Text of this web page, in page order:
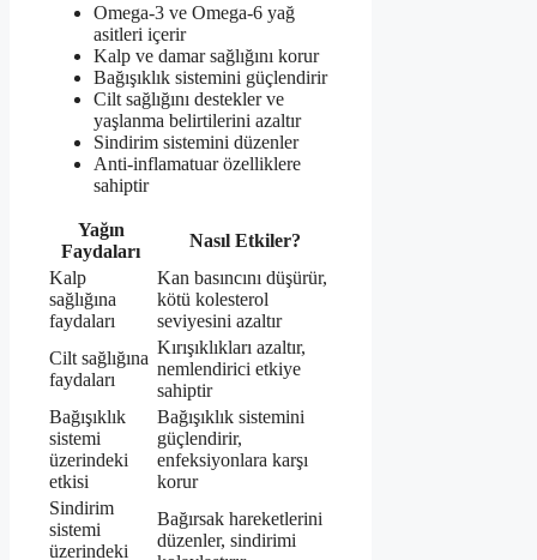
Omega-3 ve Omega-6 yağ
asitleri içerir
Kalp ve damar sağlığını korur
Bağışıklık sistemini güçlendirir
Cilt sağlığını destekler ve
yaşlanma belirtilerini azaltır
Sindirim sistemini düzenler
Anti-inflamatuar özelliklere
sahiptir
Yağın
Faydaları
Nasıl Etkiler?
Kalp
sağlığına
faydaları
Kan basıncını düşürür,
kötü kolesterol
seviyesini azaltır
Cilt sağlığına
faydaları
Kırışıklıkları azaltır,
nemlendirici etkiye
sahiptir
Bağışıklık
sistemi
üzerindeki
etkisi
Bağışıklık sistemini
güçlendirir,
enfeksiyonlara karşı
korur
Sindirim
sistemi
üzerindeki
Bağırsak hareketlerini
düzenler, sindirimi